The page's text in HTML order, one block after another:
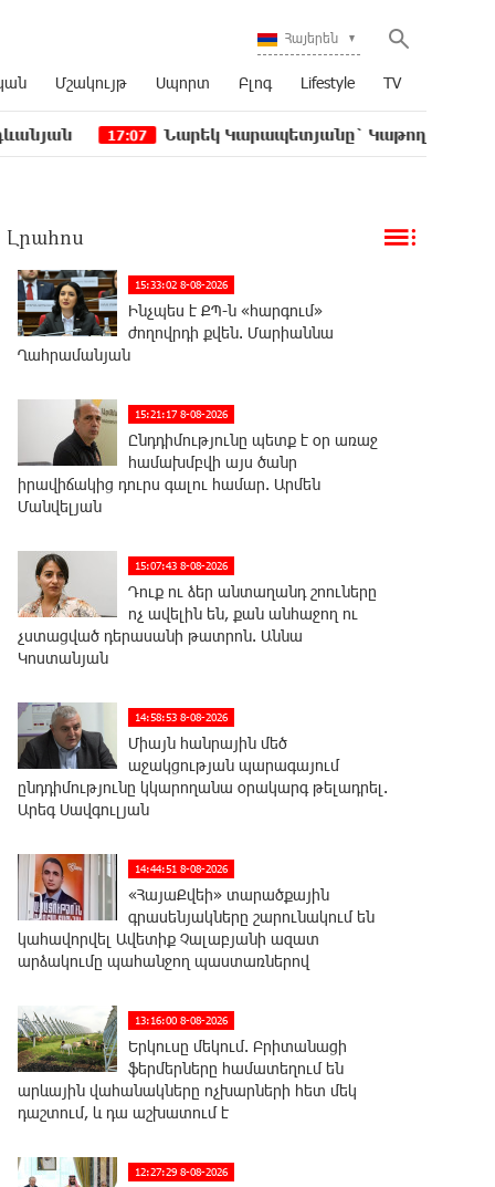
Հայերեն
Մշակույթ Սպորտ Բլոգ Lifestyle TV
17:07 Նարեկ Կարապետյանը` Կաթողիկոսին հեռացնել
Լրահոս
15:33:02 8-08-2026
Ինչպես է ՔՊ-ն «հարգում»
ժողովրդի քվեն. Մարիաննա
Ղահրամանյան
15:21:17 8-08-2026
Ընդդիմությունը պետք է օր առաջ
համախմբվի այս ծանր
իրավիճակից դուրս գալու համար. Արմեն
Մանվելյան
15:07:43 8-08-2026
Դուք ու ձեր անտաղանդ շոուները
ոչ ավելին են, քան անհաջող ու
չստացված դերասանի թատրոն. Աննա
Կոստանյան
14:58:53 8-08-2026
Միայն հանրային մեծ
աջակցության պարագայում
ընդդիմությունը կկարողանա օրակարգ թելադրել.
Արեգ Սավգուլյան
14:44:51 8-08-2026
«ՀայաՔվեի» տարածքային
գրասենյակները շարունակում են
կահավորվել Ավետիք Չալաբյանի ազատ
արձակումը պահանջող պաստառներով
13:16:00 8-08-2026
Երկուսը մեկում. Բրիտանացի
ֆերմերները համատեղում են
արևային վահանակները ոչխարների հետ մեկ
դաշտում, և դա աշխատում է
12:27:29 8-08-2026